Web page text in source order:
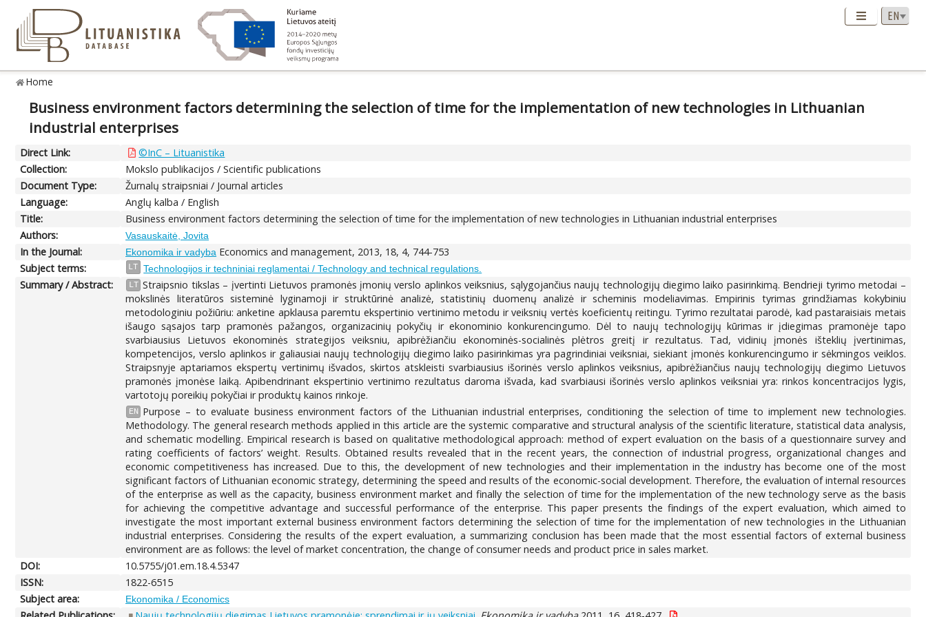
Home
Business environment factors determining the selection of time for the implementation of new technologies in Lithuanian
industrial enterprises
Direct Link:
©InC – Lituanistika
Collection:
Mokslo publikacijos / Scientific publications
Document Type:
Žurnalų straipsniai / Journal articles
Language:
Anglų kalba / English
Title:
Business environment factors determining the selection of time for the implementation of new technologies in Lithuanian industrial enterprises
Authors:
Vasauskaitė, Jovita
In the Journal: Ekonomika ir vadyba Economics and management, 2013, 18, 4, 744-753
Subject terms:
LT Technologijos ir techniniai reglamentai / Technology and technical regulations.
Summary / Abstract: LT Straipsnio tikslas – įvertinti Lietuvos pramonės įmonių verslo aplinkos veiksnius, sąlygojančius naujų technologijų diegimo laiko pasirinkimą. Bendrieji tyrimo metodai –
mokslinės literatūros sisteminė lyginamoji ir struktūrinė analizė, statistinių duomenų analizė ir scheminis modeliavimas. Empirinis tyrimas grindžiamas kokybiniu
metodologiniu požiūriu: anketine apklausa paremtu ekspertinio vertinimo metodu ir veiksnių vertės koeficientų reitingu. Tyrimo rezultatai parodė, kad pastaraisiais metais
išaugo sąsajos tarp pramonės pažangos, organizacinių pokyčių ir ekonominio konkurencingumo. Dėl to naujų technologijų kūrimas ir įdiegimas pramonėje tapo
svarbiausius Lietuvos ekonominės strategijos veiksniu, apibrėžiančiu ekonominės-socialinės plėtros greitį ir rezultatus. Tad, vidinių įmonės išteklių įvertinimas,
kompetencijos, verslo aplinkos ir galiausiai naujų technologijų diegimo laiko pasirinkimas yra pagrindiniai veiksniai, siekiant įmonės konkurencingumo ir sėkmingos veiklos.
Straipsnyje aptariamos ekspertų vertinimų išvados, skirtos atskleisti svarbiausius išorinės verslo aplinkos veiksnius, apibrėžiančius naujų technologijų diegimo Lietuvos
pramonės įmonėse laiką. Apibendrinant ekspertinio vertinimo rezultatus daroma išvada, kad svarbiausi išorinės verslo aplinkos veiksniai yra: rinkos koncentracijos lygis,
vartotojų poreikių pokyčiai ir produktų kainos rinkoje.
EN
Purpose – to evaluate business environment factors of the Lithuanian industrial enterprises, conditioning the selection of time to implement new technologies.
Methodology. The general research methods applied in this article are the systemic comparative and structural analysis of the scientific literature, statistical data analysis,
and schematic modelling. Empirical research is based on qualitative methodological approach: method of expert evaluation on the basis of a questionnaire survey and
rating coefficients of factors’ weight. Results. Obtained results revealed that in the recent years, the connection of industrial progress, organizational changes and
economic competitiveness has increased. Due to this, the development of new technologies and their implementation in the industry has become one of the most
significant factors of Lithuanian economic strategy, determining the speed and results of the economic-social development. Therefore, the evaluation of internal resources
of the enterprise as well as the capacity, business environment market and finally the selection of time for the implementation of the new technology serve as the basis
for achieving the competitive advantage and successful performance of the enterprise. This paper presents the findings of the expert evaluation, which aimed to
investigate the most important external business environment factors determining the selection of time for the implementation of new technologies in the Lithuanian
industrial enterprises. Considering the results of the expert evaluation, a summarizing conclusion has been made that the most essential factors of external business
environment are as follows: the level of market concentration, the change of consumer needs and product price in sales market.
DOI:
10.5755/j01.em.18.4.5347
ISSN:
1822-6515
Subject area:
Ekonomika / Economics